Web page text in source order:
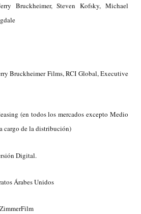
Bruckheimer, Steven Kofsky, Michael
Bruckheimer Films, RCI Global, Executive
(en todos los mercados excepto Medio
cargo de la distribución)
Digital.
Árabes Unidos